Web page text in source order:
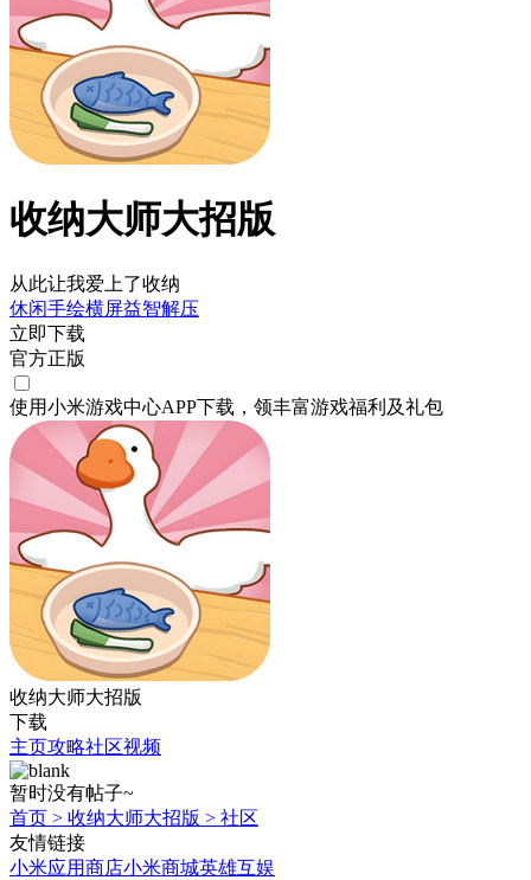
收纳大师大招版
从此让我爱上了收纳
休闲手绘横屏益智解压
立即下载
官方正版
使用小米游戏中心APP下载 ，领丰富游戏福利 及礼包
收纳大师大招版
下载
主页攻略社区视频
暂时没有帖子~
首页 > 收纳大师大招版 > 社区
友情链接
小米应用商店小米商城英雄互娱